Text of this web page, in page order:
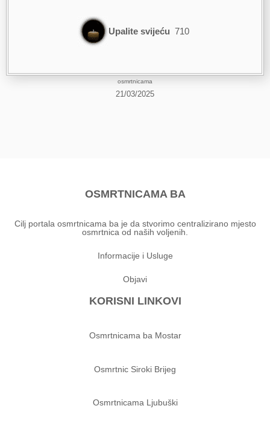
Upalite svijeću 710
osmrtnicama
21/03/2025
OSMRTNICAMA BA
Cilj portala osmrtnicama ba je da stvorimo centralizirano mjesto
osmrtnica od naših voljenih.
Informacije i Usluge
Objavi
KORISNI LINKOVI
Osmrtnicama ba Mostar
Osmrtnic Siroki Brijeg
Osmrtnicama Ljubuški